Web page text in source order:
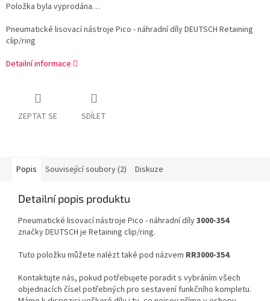
Položka byla vyprodána…
Pneumatické lisovací nástroje Pico - náhradní díly DEUTSCH Retaining
clip/ring
Detailní informace
ZEPTAT SE SDÍLET
Popis Související soubory (2) Diskuze
Detailní popis produktu
Pneumatické lisovací nástroje Pico - náhradní díly3000-354
značky DEUTSCH je Retaining clip/ring.
Tuto položku můžete nalézt také pod názvem RR3000-354.
Kontaktujte nás, pokud potřebujete poradit s vybráním všech
objednacích čísel potřebných pro sestavení funkčního kompletu.